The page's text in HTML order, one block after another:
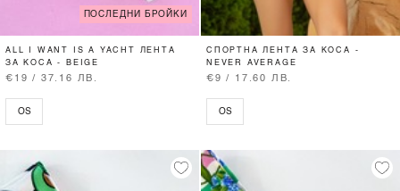
ПОСЛЕДНИ БРОЙКИ
ALL I WANT IS A YACHT ЛЕНТА
ЗА КОСА - BEIGE
€19 / 37.16 ЛВ.
OS
СПОРТНА ЛЕНТА ЗА КОСА -
NEVER AVERAGE
€9 / 17.60 ЛВ.
OS